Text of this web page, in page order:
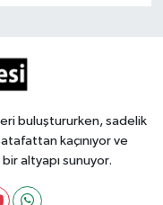
buluştururken, sadelik
kaçınıyor ve
altyapı sunuyor.